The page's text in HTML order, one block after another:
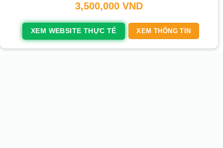
3,500,000 VND
XEM WEBSITE THỰC TẾ XEM THÔNG TIN